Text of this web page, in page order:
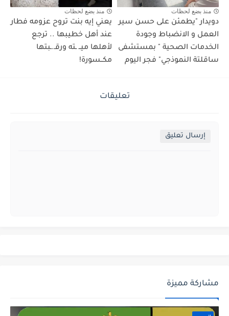
منذ بضع لحظات
دويدار "يطمئن على حسن سير
العمل و الانضباط وجودة
الخدمات الصحية " بمستشفى
ساقلتة النموذجي" فجر اليوم
منذ بضع لحظات
يعني إيه بنت تروح عزومه فطار
عند أهل خطيبها .. ترجع
لأهلها ميــ ـته ورقـ.ـبتها
مكــسورة!
تعليقات
إرسال تعليق
مشاركة مميزة